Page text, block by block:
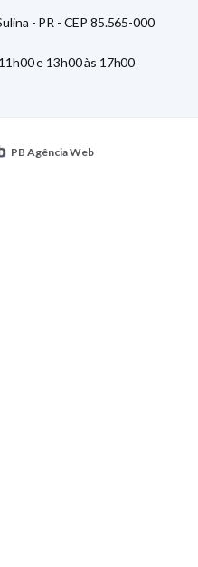
- PR - CEP 85.565-000
e 13h00 às 17h00
PB Agência Web